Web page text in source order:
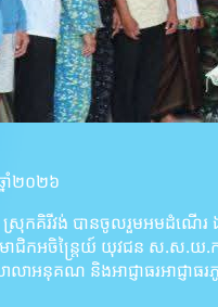
ាំ២០២៦
គិរីវង់ បានចូលរួមអមដំណើរ ឯក
ាជិកអចិន្ត្រៃយ៍ យុវជន ស.ស.យ.
លាអនុគណ និងអាជ្ញាធរអាជ្ញា